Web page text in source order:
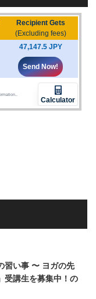
い事 〜 ヨガの先
受講生を募集中！の